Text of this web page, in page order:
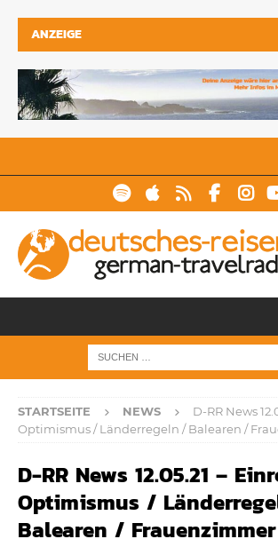
ANZEIGE
STARTSEITE NEWS
D-RR News
Optimismus / Länderregeln / Balearen /
D-RR News 12.05.21 –
Optimismus /
Balearen / Frauenzimmer